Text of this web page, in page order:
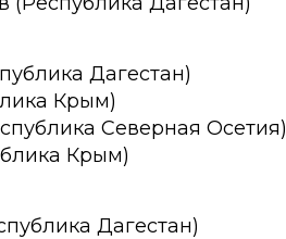
Дагестан)
Крым)
Северная Осетия)
Крым)
Дагестан)